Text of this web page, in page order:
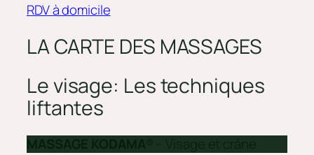
RDV à domicile
LA CARTE DES MASSAGES
Le visage: Les techniques
liftantes